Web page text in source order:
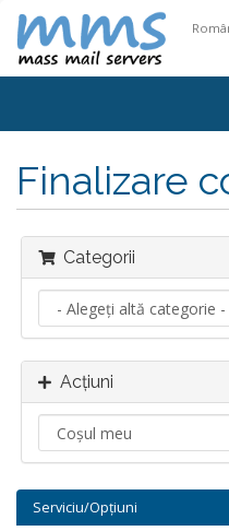
Finalizare
Categorii
Acțiuni
Serviciu/Opțiuni